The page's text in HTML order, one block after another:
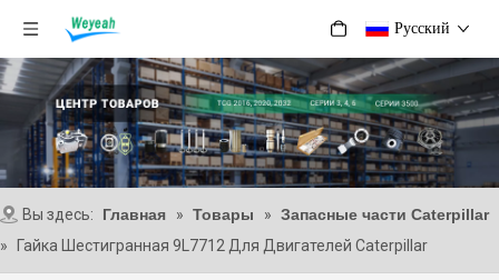
Pусский
Вы здесь: Главная » Товары » Запасные части Caterpillar
»
Гайка Шестигранная 9L7712 Для Двигателей Caterpillar